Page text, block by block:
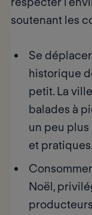
soutenant les
Se
historique
petit. La
balades à
un peu
et
Noël,